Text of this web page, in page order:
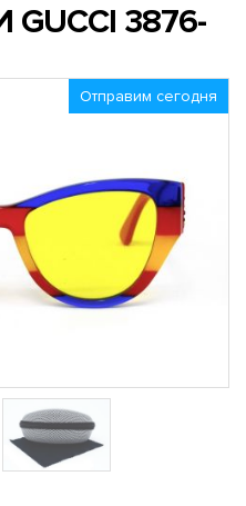
3876-
Отправим сегодня